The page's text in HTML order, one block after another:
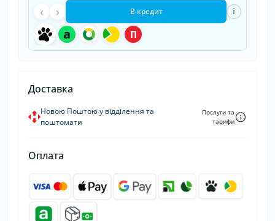
‹
a
П
› В кредит i
Доставка
Новою Поштою у відділення та
поштомати
Послуги та
тарифи
Оплата